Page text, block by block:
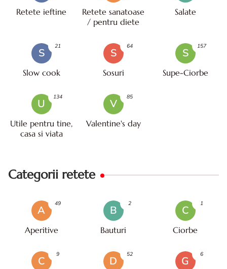
Retete ieftine
Retete sanatoase
/ pentru diete
Salate
S
Slow cook
21
S
Sosuri
64
S
Supe-Ciorbe
157
U
Utile pentru tine,
casa si viata
134
V
Valentine's day
85
Categorii retete
A
Aperitive
49
B
Bauturi
2
C
Ciorbe
1
C
9
D
52
G
6